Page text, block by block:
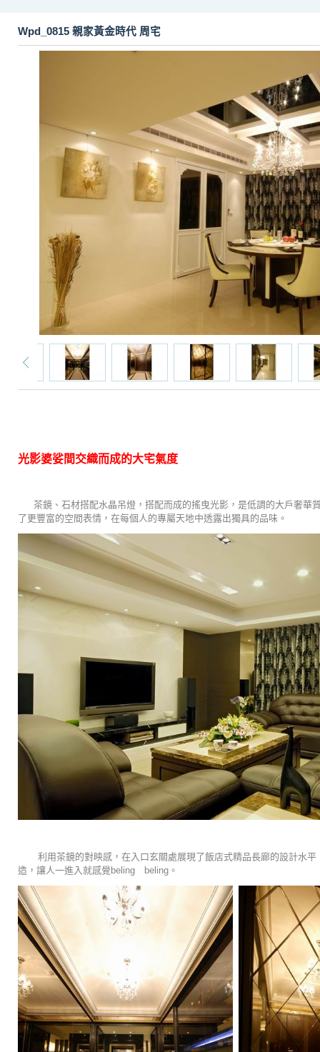
Wpd_0815 親家黃金時代 周宅
光影婆娑間交織而成的大宅氣度
茶鏡、石材搭配水晶吊燈，搭配而成的搖曳光影，是低調的大戶奢華
了更豐富的空間表情，在每個人的專屬天地中透露出獨具的品味。
利用茶鏡的對映感，在入口玄關處展現了飯店式精品長廊的設計水平
造，讓人一進入就感覺beling beling。